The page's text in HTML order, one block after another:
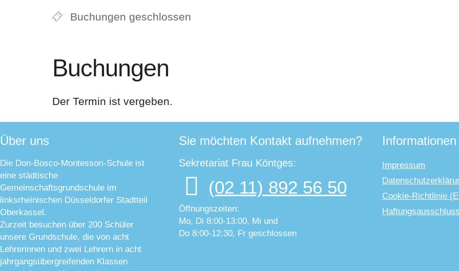
Buchungen geschlossen
Buchungen
Der Termin ist vergeben.
Über uns
Die Don-Bosco-Montessori-Schule ist
eine städtische
Gemeinschaftsgrundschule im
linksrheinischen Düsseldorfer Stadtteil
Oberkassel.
Zurzeit besuchen über 200 Schüler
unsere Grundschule, die von acht
Lehrerinnen und zwei Lehrern in acht
jahrgangsübergreifenden Klassen
Sie möchten Kontakt aufnehmen?
Sekretariat Frau Köntges:
(02 11) 892 56 50
Öffnungszeiten:
Mo, Di 8:00-13:00, Mi und
Do 8:00-12:30, Fr geschlossen
Informationen
Impressum
Cookie-Richtlinie
Haftungsausschluss